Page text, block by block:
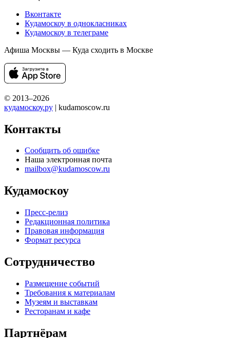
Вконтакте
Кудамоскоу в однокласниках
Кудамоскоу в телеграме
Афиша Москвы — Куда сходить в Москве
© 2013–2026
кудамоскоу.ру | kudamoscow.ru
Контакты
Сообщить об ошибке
Наша электронная почта
mailbox@kudamoscow.ru
Кудамоскоу
Пресс-релиз
Редакционная политика
Правовая информация
Формат ресурса
Сотрудничество
Размещение событий
Требования к материалам
Музеям и выставкам
Ресторанам и кафе
Партнёрам